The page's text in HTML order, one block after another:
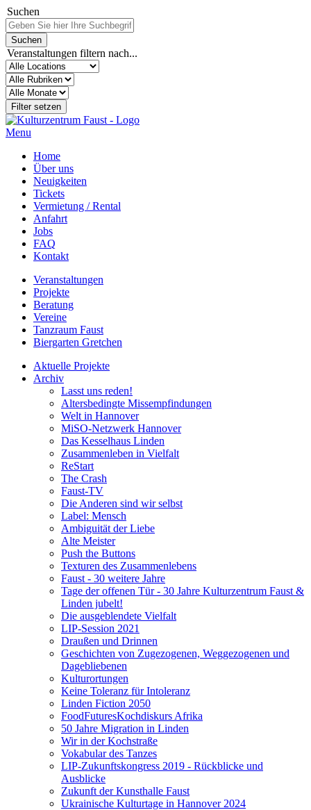
Suchen
Veranstaltungen filtern nach...
Menu
Home
Über uns
Neuigkeiten
Tickets
Vermietung / Rental
Anfahrt
Jobs
FAQ
Kontakt
Veranstaltungen
Projekte
Beratung
Vereine
Tanzraum Faust
Biergarten Gretchen
Aktuelle Projekte
Archiv
Lasst uns reden!
Altersbedingte Missempfindungen
Welt in Hannover
MiSO-Netzwerk Hannover
Das Kesselhaus Linden
Zusammenleben in Vielfalt
ReStart
The Crash
Faust-TV
Die Anderen sind wir selbst
Label: Mensch
Ambiguität der Liebe
Alte Meister
Push the Buttons
Texturen des Zusammenlebens
Faust - 30 weitere Jahre
Tage der offenen Tür - 30 Jahre Kulturzentrum Faust &
Linden jubelt!
Die ausgeblendete Vielfalt
LIP-Session 2021
Draußen und Drinnen
Geschichten von Zugezogenen, Weggezogenen und
Dagebliebenen
Kulturortungen
Keine Toleranz für Intoleranz
Linden Fiction 2050
FoodFuturesKochdiskurs Afrika
50 Jahre Migration in Linden
Wir in der Kochstraße
Vokabular des Tanzes
LIP-Zukunftskongress 2019 - Rückblicke und
Ausblicke
Zukunft der Kunsthalle Faust
Ukrainische Kulturtage in Hannover 2024